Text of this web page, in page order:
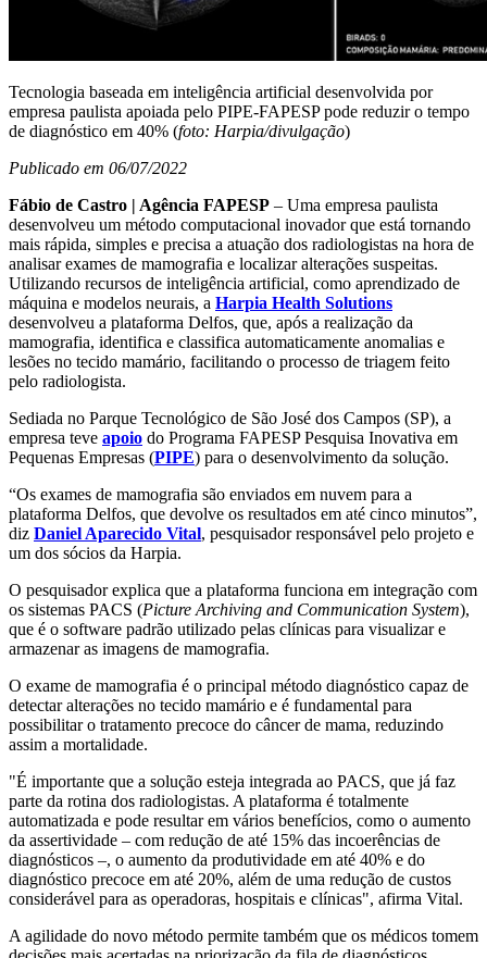
Tecnologia baseada em inteligência artificial desenvolvida por
empresa paulista apoiada pelo PIPE-FAPESP pode reduzir o tempo
de diagnóstico em 40% (foto: Harpia/divulgação)
Publicado em 06/07/2022
Fábio de Castro | Agência FAPESP – Uma empresa paulista
desenvolveu um método computacional inovador que está tornando
mais rápida, simples e precisa a atuação dos radiologistas na hora de
analisar exames de mamografia e localizar alterações suspeitas.
Utilizando recursos de inteligência artificial, como aprendizado de
máquina e modelos neurais, a Harpia Health Solutions
desenvolveu a plataforma Delfos, que, após a realização da
mamografia, identifica e classifica automaticamente anomalias e
lesões no tecido mamário, facilitando o processo de triagem feito
pelo radiologista.
Sediada no Parque Tecnológico de São José dos Campos (SP), a
empresa teve apoio do Programa FAPESP Pesquisa Inovativa em
Pequenas Empresas (PIPE) para o desenvolvimento da solução.
“Os exames de mamografia são enviados em nuvem para a
plataforma Delfos, que devolve os resultados em até cinco minutos”,
diz Daniel Aparecido Vital, pesquisador responsável pelo projeto e
um dos sócios da Harpia.
O pesquisador explica que a plataforma funciona em integração com
os sistemas PACS (Picture Archiving and Communication System),
que é o software padrão utilizado pelas clínicas para visualizar e
armazenar as imagens de mamografia.
O exame de mamografia é o principal método diagnóstico capaz de
detectar alterações no tecido mamário e é fundamental para
possibilitar o tratamento precoce do câncer de mama, reduzindo
assim a mortalidade.
"É importante que a solução esteja integrada ao PACS, que já faz
parte da rotina dos radiologistas. A plataforma é totalmente
automatizada e pode resultar em vários benefícios, como o aumento
da assertividade – com redução de até 15% das incoerências de
diagnósticos –, o aumento da produtividade em até 40% e do
diagnóstico precoce em até 20%, além de uma redução de custos
considerável para as operadoras, hospitais e clínicas", afirma Vital.
A agilidade do novo método permite também que os médicos tomem